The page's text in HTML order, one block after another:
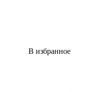
В избранное